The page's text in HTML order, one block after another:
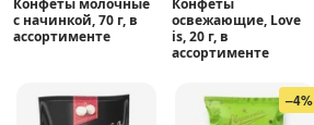
с начинкой, 70 г, в
ассортименте
освежающие, Love
is, 20 г, в
ассортименте
–4%